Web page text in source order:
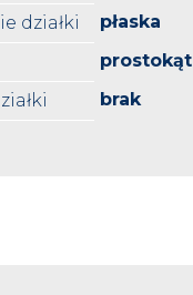
działki
płaska
prostokąt
brak